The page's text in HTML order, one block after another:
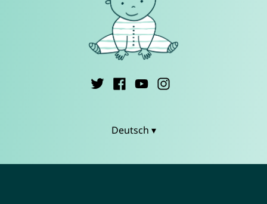
Deutsch ▾